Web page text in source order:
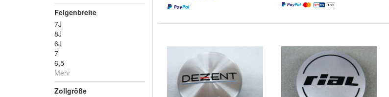
Felgenbreite
7J
8J
6J
7
6,5
Mehr
Zollgröße